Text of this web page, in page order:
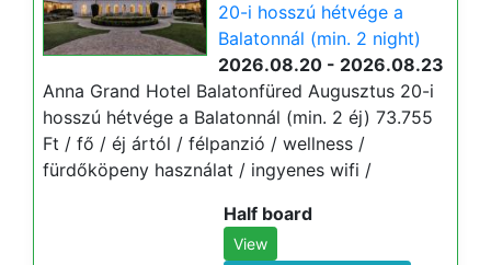
20-i hosszú hétvége a
Balatonnál (min. 2 night)
2026.08.20 - 2026.08.23
Anna Grand Hotel Balatonfüred Augusztus 20-i
hosszú hétvége a Balatonnál (min. 2 éj) 73.755
Ft / fő / éj ártól / félpanzió / wellness /
fürdőköpeny használat / ingyenes wifi /
Half board
View